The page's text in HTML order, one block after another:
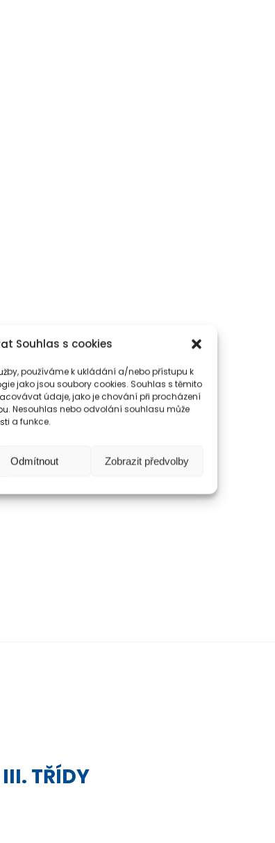
Souhlas s cookies
používáme k ukládání a/nebo přístupu k
jako jsou soubory cookies. Souhlas s těmito
údaje, jako je chování při procházení
Nesouhlas nebo odvolání souhlasu může
a funkce.
Odmítnout Zobrazit předvolby
TŘÍDY